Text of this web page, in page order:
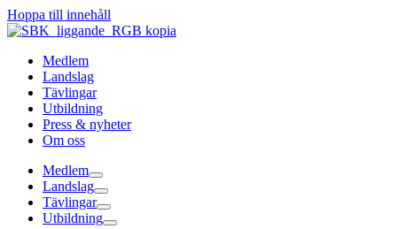
Hoppa till innehåll
Medlem
Landslag
Tävlingar
Utbildning
Press & nyheter
Om oss
Medlem
Landslag
Tävlingar
Utbildning